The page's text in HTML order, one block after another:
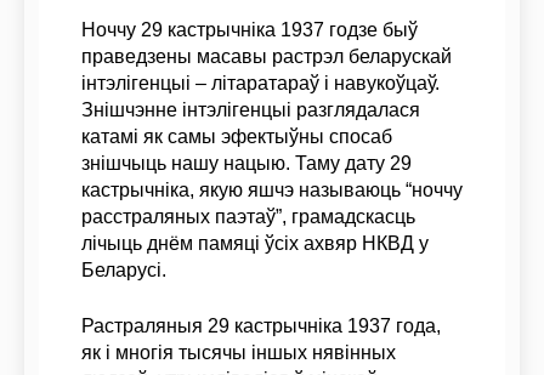
Ноччу 29 кастрычніка 1937 годзе быў
праведзены масавы растрэл беларускай
інтэлігенцыі – літаратараў і навукоўцаў.
Знішчэнне інтэлігенцыі разглядалася
катамі як самы эфектыўны спосаб
знішчыць нашу нацыю. Таму дату 29
кастрычніка, якую яшчэ называюць “ноччу
расстраляных паэтаў”, грамадскасць
лічыць днём памяці ўсіх ахвяр НКВД у
Беларусі.
Растраляныя 29 кастрычніка 1937 года,
як і многія тысячы іншых нявінных